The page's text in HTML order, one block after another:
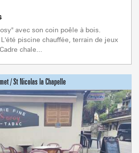
avec son coin poêle à bois.
piscine chauffée, terrain de jeux
chale...